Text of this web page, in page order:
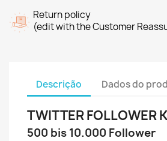
Return policy
(edit with the Customer
Descrição Dados do
TWITTER FOLLOWER
500 bis 10.000 Follower